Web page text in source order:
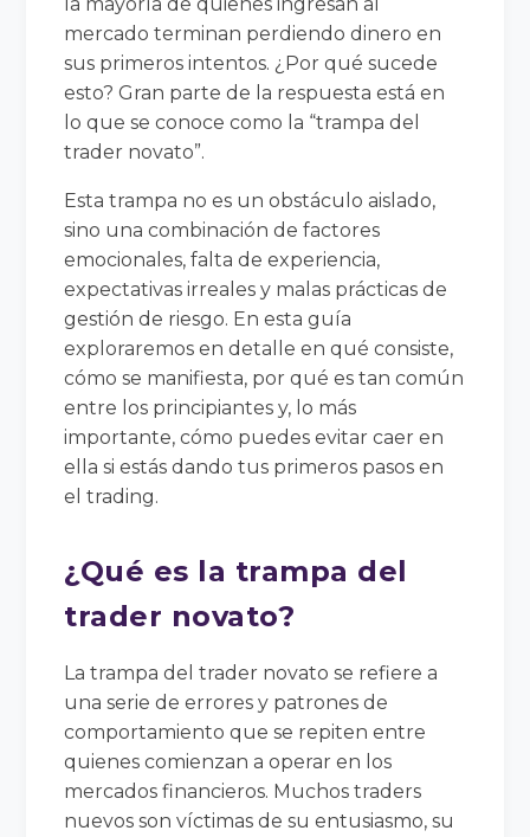
mercado terminan perdiendo dinero en
sus primeros intentos. ¿Por qué sucede
esto? Gran parte de la respuesta está en
lo que se conoce como la “trampa del
trader novato”.
Esta trampa no es un obstáculo aislado,
sino una combinación de factores
emocionales, falta de experiencia,
expectativas irreales y malas prácticas de
gestión de riesgo. En esta guía
exploraremos en detalle en qué consiste,
cómo se manifiesta, por qué es tan común
entre los principiantes y, lo más
importante, cómo puedes evitar caer en
ella si estás dando tus primeros pasos en
el trading.
¿Qué es la trampa del
trader novato?
La trampa del trader novato se refiere a
una serie de errores y patrones de
comportamiento que se repiten entre
quienes comienzan a operar en los
mercados financieros. Muchos traders
nuevos son víctimas de su entusiasmo, su